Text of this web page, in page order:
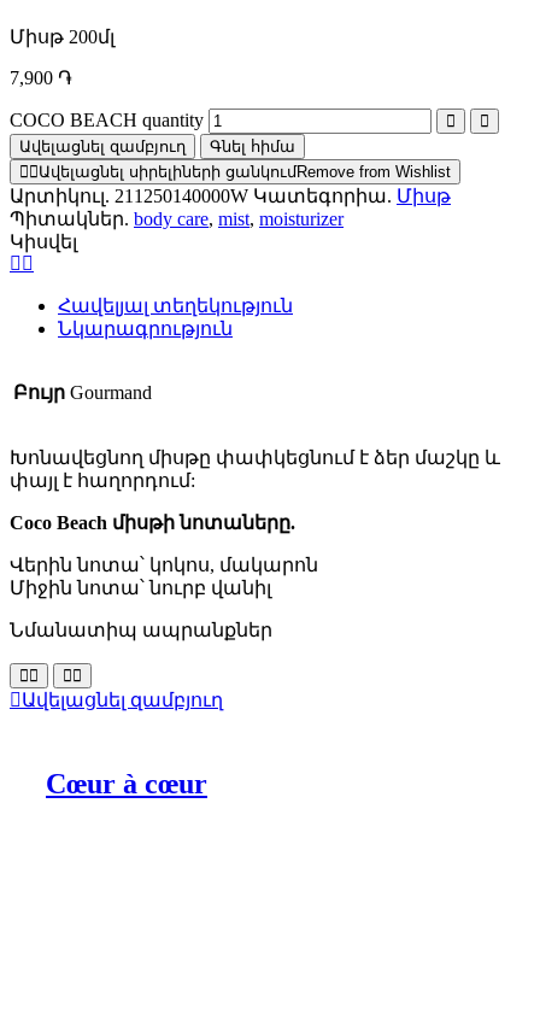
Միսթ 200մլ
7,900 ֏
COCO BEACH quantity
Ավելացնել զամբյուղ
Գնել հիմա
Ավելացնել սիրելիների ցանկումRemove from Wishlist
Արտիկուլ. 211250140000W Կատեգորիա. Միսթ
Պիտակներ. body care, mist, moisturizer
Կիսվել
Հավելյալ տեղեկություն
Նկարագրություն
Բույր Gourmand
Խոնավեցնող միսթը փափկեցնում է ձեր մաշկը և
փայլ է հաղորդում:
Coco Beach միսթի նոտաները.
Վերին նոտա՝ կոկոս, մակարոն
Միջին նոտա՝ նուրբ վանիլ
Նմանատիպ ապրանքներ
Ավելացնել զամբյուղ
Cœur à cœur